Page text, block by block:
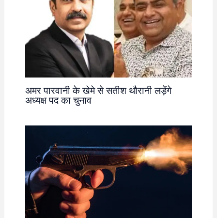
अमर पारवानी के खेमे से सतीश थौरानी लड़ेंगे
अध्यक्ष पद का चुनाव